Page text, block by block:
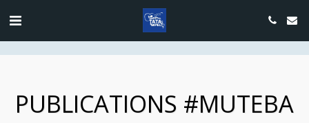
google.com, pub-4889604885818732, DIRECT, f08c47fec0942fa0
PUBLICATIONS #MUTEBA